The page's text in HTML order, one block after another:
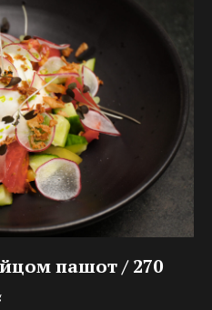
пашот / 270